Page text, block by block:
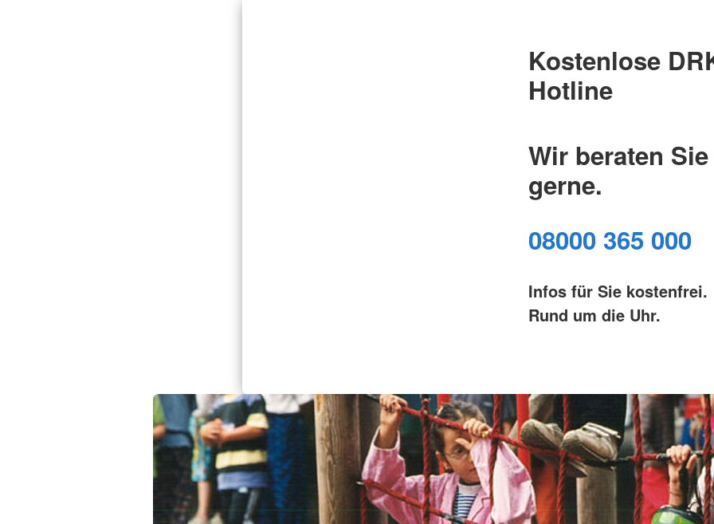
Kostenlose
Hotline
Wir beraten Sie
gerne.
08000 365 000
Infos für Sie kostenfrei.
Rund um die Uhr.